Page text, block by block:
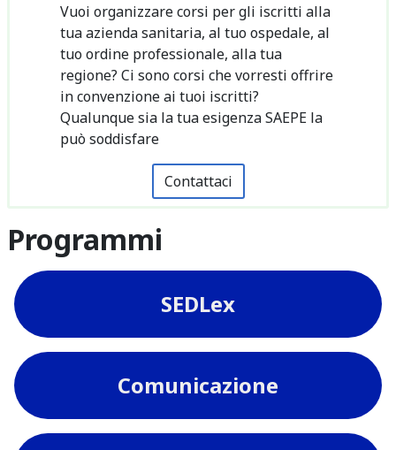
Vuoi organizzare corsi per gli iscritti alla
tua azienda sanitaria, al tuo ospedale, al
tuo ordine professionale, alla tua
regione? Ci sono corsi che vorresti offrire
in convenzione ai tuoi iscritti?
Qualunque sia la tua esigenza SAEPE la
può soddisfare
Contattaci
Programmi
SEDLex
Comunicazione